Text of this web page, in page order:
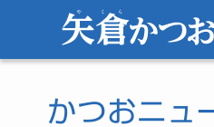
かつおニ